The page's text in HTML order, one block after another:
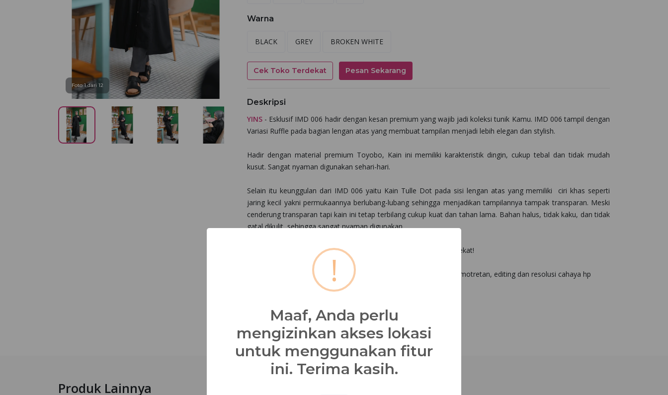
Foto 1 dari 12
Warna
BLACK GREY BROKEN WHITE
Cek Toko Terdekat Pesan Sekarang
Deskripsi
YINS - Esklusif IMD 006 hadir dengan kesan premium yang wajib jadi koleksi tunik Kamu. IMD 006 tampil dengan
Variasi Ruffle pada bagian lengan atas yang membuat tampilan menjadi lebih elegan dan stylish.
Hadir dengan material premium Toyobo, Kain ini memiliki karakteristik dingin, cukup tebal dan tidak mudah
kusut. Sangat nyaman digunakan sehari-hari.
Selain itu keunggulan dari IMD 006 yaitu Kain Tulle Dot pada sisi lengan atas yang memiliki ciri khas seperti
jaring kecil yakni permukaannya berlubang-lubang sehingga menjadikan tampilannya tampak transparan. Meski
cenderung transparan tapi kain ini tetap terbilang cukup kuat dan tahan lama. Bahan halus, tidak kaku, dan tidak
gatal dikulit, sehingga sangat nyaman digunakan.
Tunggu apalagi miliki tunik IMD 006 di seluruh terdekat!
*Kesesuaian foto dan asli 90 - 100% dipengaruhi faktor cahaya pemotretan, editing dan resolusi cahaya hp
Produk Lainnya
!
Maaf, Anda perlu
mengizinkan akses lokasi
untuk menggunakan fitur
ini. Terima kasih.